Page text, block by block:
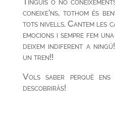
coneixe’ns, tothom és
tots nivells. Cantem les
emocions i sempre fem
deixem indiferent a
un tren!!
Vols saber perquè
descobriràs!